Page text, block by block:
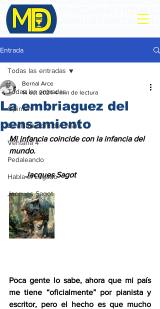
Entrada
Todas las entradas
Opinión
La ultima hora del Team
Ventana 4
Pedaleando
Habla el Legado
Jacques Sagot
Todas las entradas
La embriaguez del
pensamiento
Bernal Arce
14 oct 2024 4 min de lectura
Mi infancia coincide con la infancia del
mundo.
        Jacques Sagot
Poca gente lo sabe, ahora que mi país
me tiene “oficialmente” por pianista y
escritor, pero el hecho es que mucho